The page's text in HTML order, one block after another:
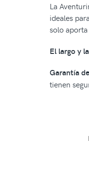
La
ideales
solo
El largo y
Garantía
tienen